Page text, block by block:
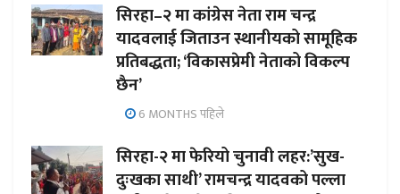
सिरहा–२ मा कांग्रेस नेता राम चन्द्र
यादवलाई जिताउन स्थानीयको सामूहिक
प्रतिबद्धता; ‘विकासप्रेमी नेताको विकल्प
छैन’
6 MONTHS पहिले
सिरहा-२ मा फेरियो चुनावी लहर:’सुख-
दुःखका साथी’ रामचन्द्र यादवको पल्ला